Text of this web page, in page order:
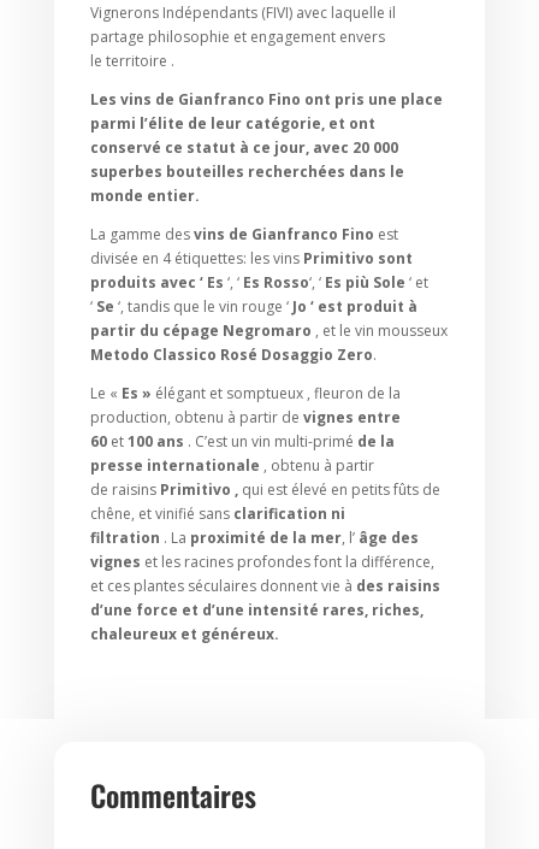
Vignerons Indépendants (FIVI) ​​​​avec laquelle il
partage philosophie et engagement envers
le territoire .
Les vins de Gianfranco Fino ont pris une place
parmi l’élite de leur catégorie, et ont
conservé ce statut à ce jour, avec 20 000
superbes bouteilles recherchées dans le
monde entier.
La gamme desvins de Gianfranco Fino est
divisée en 4 étiquettes: les vins Primitivo sont
produits avec ‘ Es ‘, ‘ Es Rosso‘, ‘ Es più Sole ‘ et
‘ Se ‘, tandis que le vin rouge ‘ Jo ‘ est produit à
partir du cépage Negromaro , et le vin mousseux
Metodo Classico Rosé Dosaggio Zero.
Le « Es » élégant et somptueux , fleuron de la
production, obtenu à partir de vignes entre
60et100 ans . C’est un vin multi-primé de la
presse internationale , obtenu à partir
de raisins Primitivo ,qui est élevé en petits fûts de
chêne, et vinifié sans clarification ni
filtration . La proximité de la mer, l’ âge des
vignes et les racines profondes font la différence,
et ces plantes séculaires donnent vie à des raisins
d’une force et d’une intensité rares, riches,
chaleureux et généreux.
Commentaires